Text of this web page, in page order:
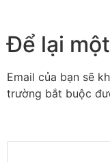
Anh
Để lại
Email của bạn sẽ
trường bắt buộc